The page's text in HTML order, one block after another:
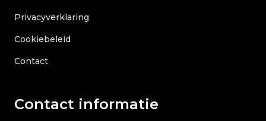
Privacyverklaring
Cookiebeleid
Contact
Contact informatie